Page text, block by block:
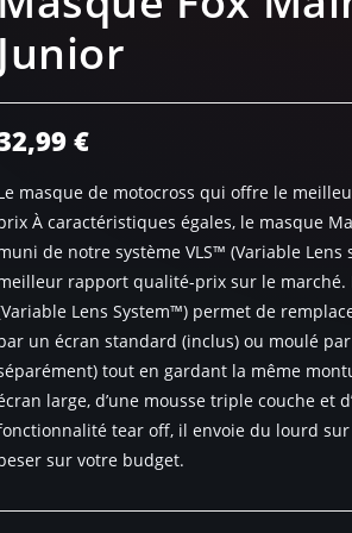
€
masque de motocross qui offre le
À caractéristiques égales, le masque
de notre système VLS™ (Variable Lens
rapport qualité-prix sur le marché.
Lens System™) permet de
un écran standard (inclus) ou moulé
tout en gardant la même
large, d’une mousse triple couche et
tear off, il envoie du lourd
sur votre budget.